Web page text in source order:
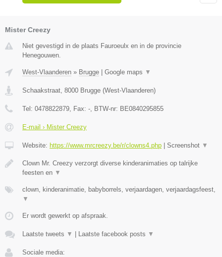
Mister Creezy
Niet gevestigd in de plaats Fauroeulx en in de provincie
Henegouwen.
West-Vlaanderen » Brugge Google maps ▼
Schaakstraat, 8000 Brugge (West-Vlaanderen)
Tel: 0478822879, Fax: -, BTW-nr: BE0840295855
E-mail › Mister Creezy
Website: https://www.mrcreezy.be/r/clowns4.php Screenshot ▼
Clown Mr. Creezy verzorgt diverse kinderanimaties op talrijke
feesten en ▼
clown, kinderanimatie, babyborrels, verjaardagen, verjaardagsfeest,
▼
Er wordt gewerkt op afspraak.
Laatste tweets ▼ Laatste facebook posts ▼
Sociale media: